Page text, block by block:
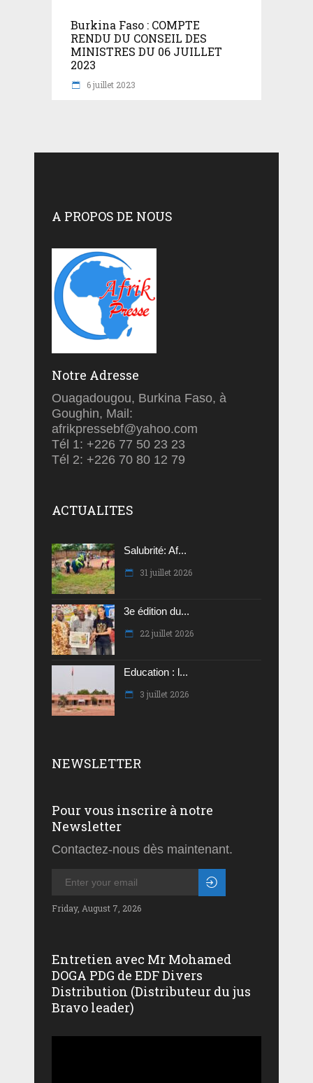
Burkina Faso : COMPTE
RENDU DU CONSEIL DES
MINISTRES DU 06 JUILLET
2023
6 juillet 2023
A PROPOS DE NOUS
Notre Adresse
Ouagadougou, Burkina Faso, à
Goughin, Mail:
afrikpressebf@yahoo.com
Tél 1: +226 77 50 23 23
Tél 2: +226 70 80 12 79
ACTUALITES
Salubrité: Af...
31 juillet 2026
3e édition du...
22 juillet 2026
Education : l...
3 juillet 2026
NEWSLETTER
Pour vous inscrire à notre
Newsletter
Contactez-nous dès maintenant.
Friday, August 7, 2026
Entretien avec Mr Mohamed
DOGA PDG de EDF Divers
Distribution (Distributeur du jus
Bravo leader)